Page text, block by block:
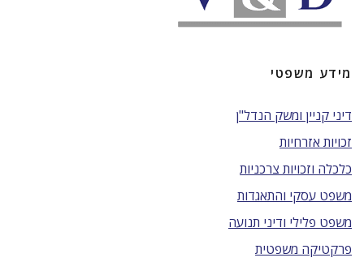
מידע משפטי
דיני קניין ומשק הנדל"ן
זכויות אזרחיות
כלכלה וזכויות צרכניות
משפט עסקי והתאגדות
משפט פלילי ודיני תנועה
פרקטיקה משפטית